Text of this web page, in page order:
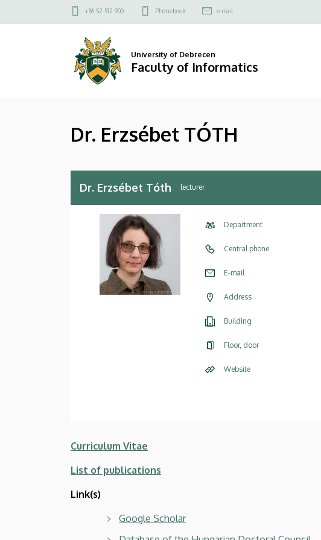
to
Felső
menü
+36 52 512 900 Phonebook e-mail
University of Debrecen
Faculty of Informatics
Dr. Erzsébet TÓTH
Dr. Erzsébet Tóth lecturer
Department
Central phone
E-mail
Address
Building
Floor, door
Website
Curriculum Vitae
List of publications
Link(s)
Google Scholar